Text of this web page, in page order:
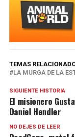
TEMAS
LA MURGA DE LA
SIGUIENTE HISTORIA
El misionero
Daniel Hendler
NO DEJES DE LEER